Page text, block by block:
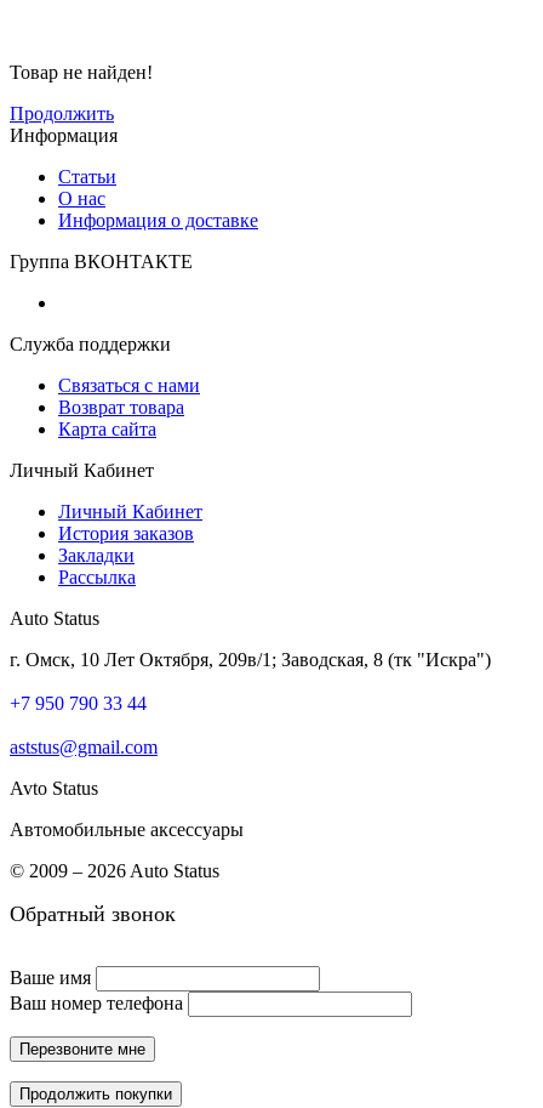
Товар не найден!
Продолжить
Информация
Статьи
О нас
Информация о доставке
Группа ВКОНТАКТЕ
Служба поддержки
Связаться с нами
Возврат товара
Карта сайта
Личный Кабинет
Личный Кабинет
История заказов
Закладки
Рассылка
Auto Status
г. Омск, 10 Лет Октября, 209в/1; Заводская, 8 (тк "Искра")
+7 950 790 33 44
aststus@gmail.com
Avto Status
Автомобильные аксессуары
© 2009 – 2026 Auto Status
Обратный звонок
Ваше имя
Ваш номер телефона
Перезвоните мне
Продолжить покупки